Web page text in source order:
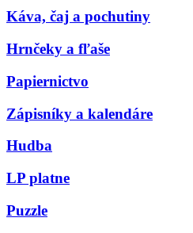
Káva, čaj a pochutiny
Hrnčeky a fľaše
Papiernictvo
Zápisníky a kalendáre
Hudba
LP platne
Puzzle